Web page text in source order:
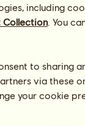
Louisa Clark
Die
including
Collection. You
to sharing
via these
your cookie